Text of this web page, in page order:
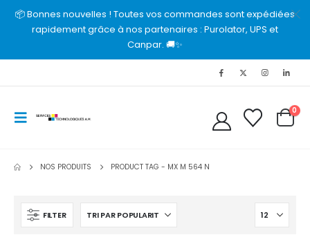
📦 Bonnes nouvelles ! Toutes vos commandes sont expédiées
rapidement grâce à nos partenaires : Purolator, UPS et
Canpar. 🚚✨
0
NOS PRODUITS PRODUCT TAG - MX M 564 N
FILTER